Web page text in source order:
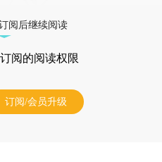
阅后继续阅读
阅的阅读权限
订阅/会员升级